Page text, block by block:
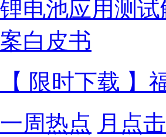
【 限时下载
一周热点 月点